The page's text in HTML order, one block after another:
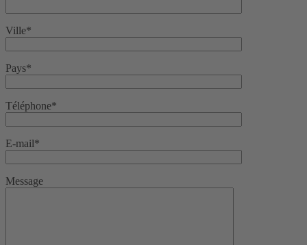
Ville*
Pays*
Téléphone*
E-mail*
Message